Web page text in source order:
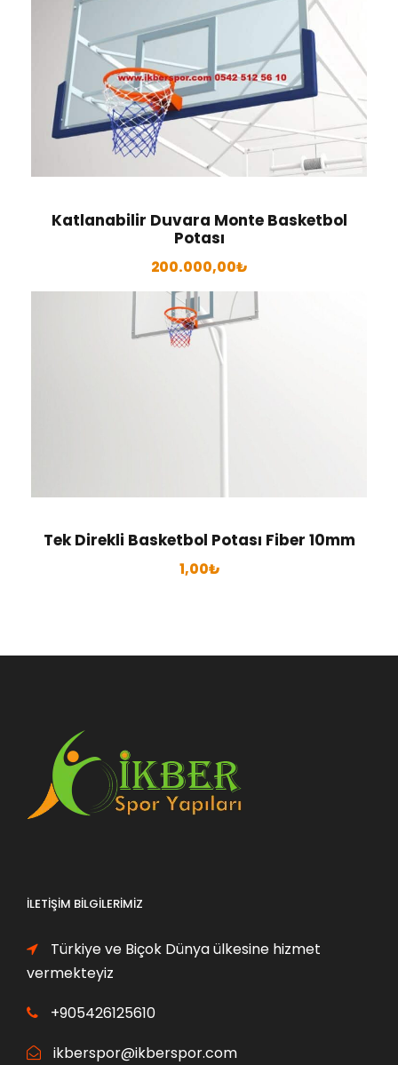
Katlanabilir Duvara Monte Basketbol
Potası
200.000,00₺
Tek Direkli Basketbol Potası Fiber 10mm
1,00₺
İLETIŞIM BILGILERIMIZ
Türkiye ve Biçok Dünya ülkesine hizmet
vermekteyiz
+905426125610
ikberspor@ikberspor.com